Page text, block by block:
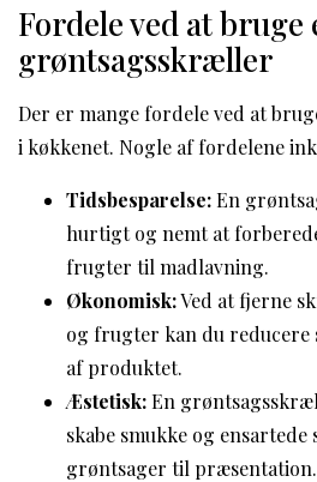
Fordele ved at bruge
grøntsagsskræller
Der er mange fordele ved at
i køkkenet. Nogle af fordelene
Tidsbesparelse:En
hurtigt og nemt at
frugter til madlavning.
Økonomisk:Ved at fjerne
og frugter kan du reducere
af produktet.
Æstetisk:En
skabe smukke og
grøntsager til præsentation.